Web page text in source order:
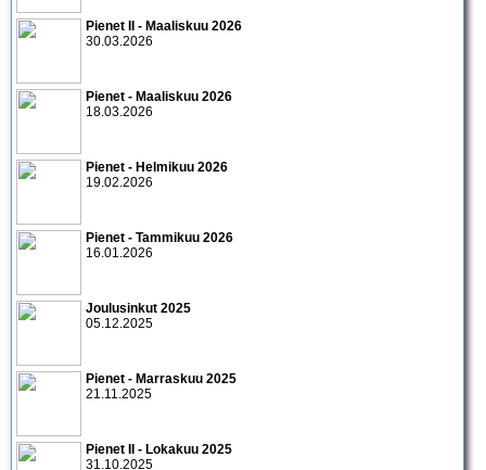
Pienet II - Maaliskuu 2026
30.03.2026
Pienet - Maaliskuu 2026
18.03.2026
Pienet - Helmikuu 2026
19.02.2026
Pienet - Tammikuu 2026
16.01.2026
Joulusinkut 2025
05.12.2025
Pienet - Marraskuu 2025
21.11.2025
Pienet II - Lokakuu 2025
31.10.2025